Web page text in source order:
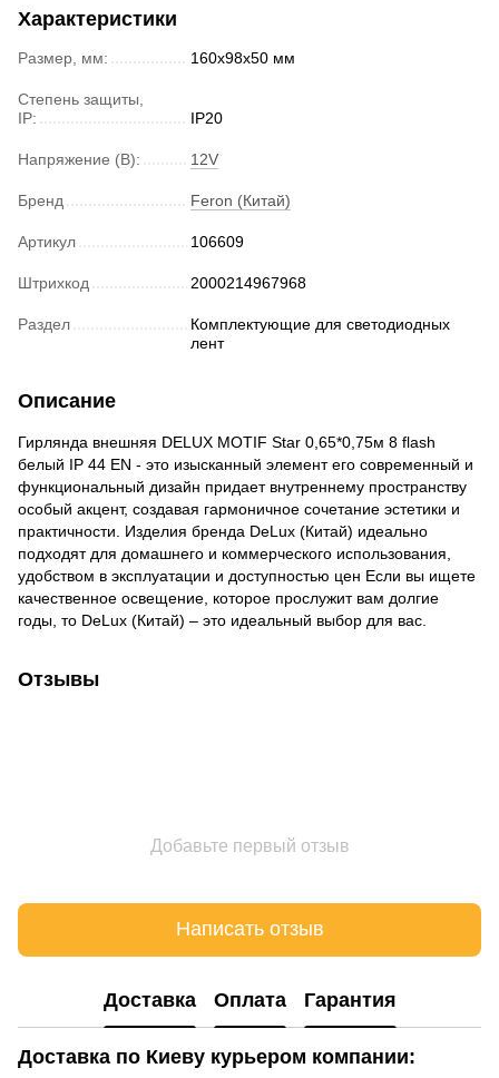
Характеристики
Размер, мм: 160х98х50 мм
Степень защиты,
IP:
IP20
Напряжение (В): 12V
Бренд Feron (Китай)
Артикул 106609
Штрихкод 2000214967968
Раздел
Комплектующие для светодиодных
лент
Описание
Гирлянда внешняя DELUX MOTIF Star 0,65*0,75м 8 flash
белый IP 44 EN - это изысканный элемент его современный и
функциональный дизайн придает внутреннему пространству
особый акцент, создавая гармоничное сочетание эстетики и
практичности. Изделия бренда DeLux (Китай) идеально
подходят для домашнего и коммерческого использования,
удобством в эксплуатации и доступностью цен Если вы ищете
качественное освещение, которое прослужит вам долгие
годы, то DeLux (Китай) – это идеальный выбор для вас.
Отзывы
Добавьте первый отзыв
Написать отзыв
Доставка Оплата Гарантия
Доставка по Киеву курьером компании: